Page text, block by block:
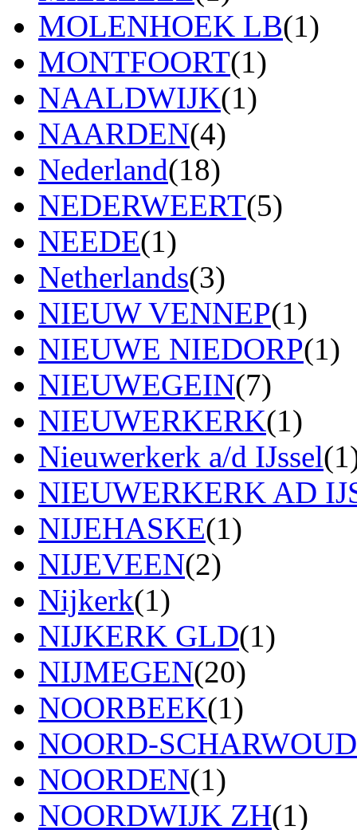
MOLENHOEK LB(1)
MONTFOORT(1)
NAALDWIJK(1)
NAARDEN(4)
Nederland(18)
NEDERWEERT(5)
NEEDE(1)
Netherlands(3)
NIEUW VENNEP(1)
NIEUWE NIEDORP(1)
NIEUWEGEIN(7)
NIEUWERKERK(1)
Nieuwerkerk a/d IJssel
NIEUWERKERK AD
NIJEHASKE(1)
NIJEVEEN(2)
Nijkerk(1)
NIJKERK GLD(1)
NIJMEGEN(20)
NOORBEEK(1)
NOORD-
NOORDEN(1)
NOORDWIJK ZH(1)